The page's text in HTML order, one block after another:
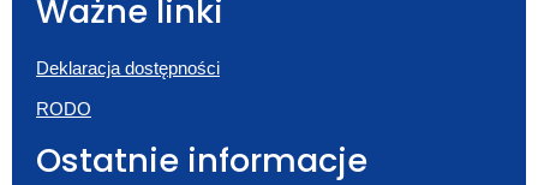
Ważne linki
Deklaracja dostępności
RODO
Ostatnie informacje